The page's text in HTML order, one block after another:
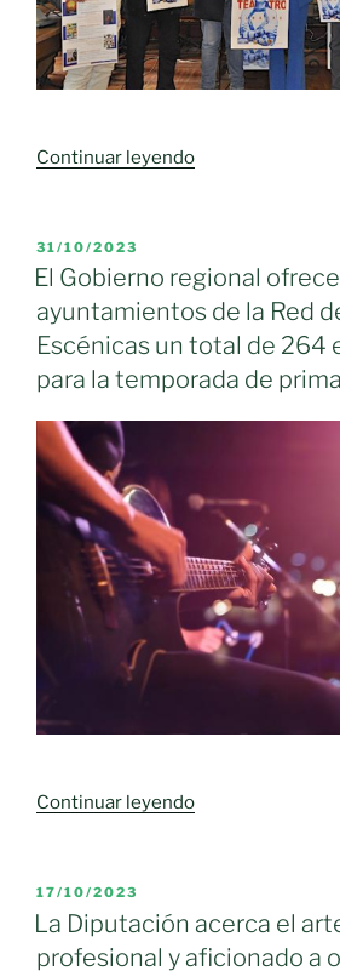
Continuar leyendo«El
Teatro
tendrá
entrada
libre.
El
grupo
este
viernes
en
Almagro
el
X
Encuentro
de
Canterville’»
PUBLICADO
EL
31/10/2023
El Gobierno regional
ayuntamientos de la Red
Escénicas un total de 264
para la temporada de
Continuar leyendo«El
a
los
PUBLICADO
EL
17/10/2023
La Diputación acerca el
profesional y aficionado a